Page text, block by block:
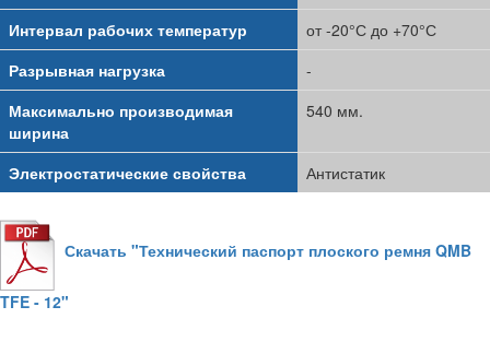
Интервал рабочих температур
от -20°С до +70°С
Разрывная нагрузка
-
Максимально производимая
ширина
540 мм.
Электростатические свойства Антистатик
Скачать "Технический паспорт плоского ремня QMB
TFE - 12"